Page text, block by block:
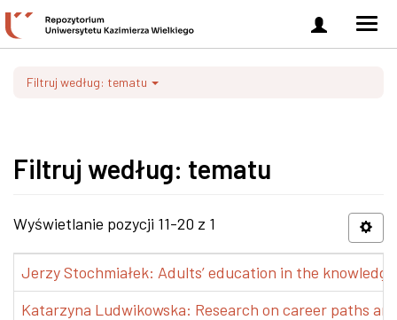
Zaloguj
się
Filtruj według: tematu
Filtruj według: tematu
Wyświetlanie pozycji 11-20 z 1
Jerzy Stochmiałek: Adults’ education in the
Katarzyna Ludwikowska: Research on career paths